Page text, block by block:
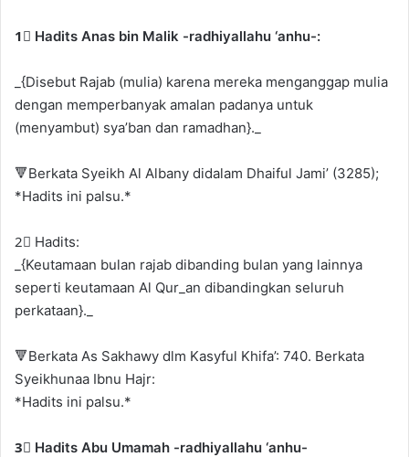
1⃣ Hadits Anas bin Malik -radhiyallahu ‘anhu-:
_{Disebut Rajab (mulia) karena mereka menganggap mulia
dengan memperbanyak amalan padanya untuk
(menyambut) sya’ban dan ramadhan}._
🔻Berkata Syeikh Al Albany didalam Dhaiful Jami’ (3285);
*Hadits ini palsu.*
2⃣ Hadits:
_{Keutamaan bulan rajab dibanding bulan yang lainnya
seperti keutamaan Al Qur_an dibandingkan seluruh
perkataan}._
🔻Berkata As Sakhawy dlm Kasyful Khifa’: 740. Berkata
Syeikhunaa Ibnu Hajr:
*Hadits ini palsu.*
3⃣ Hadits Abu Umamah -radhiyallahu ‘anhu-